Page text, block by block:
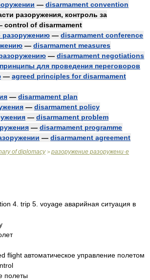
— disarmament convention
разоружения, контроль за
control of disarmament
разоружению — disarmament conference
— disarmament measures
— disarmament negotiations
для проведения переговоров
— agreed principles for disarmament
— disarmament plan
— disarmament policy
— disarmament problem
— disarmament programme
— disarmament agreement
of diplomacy> разоружение разоружени·е
4. trip 5. voyage аварийная ситуация в
flight автоматическое управление полетом
полеты